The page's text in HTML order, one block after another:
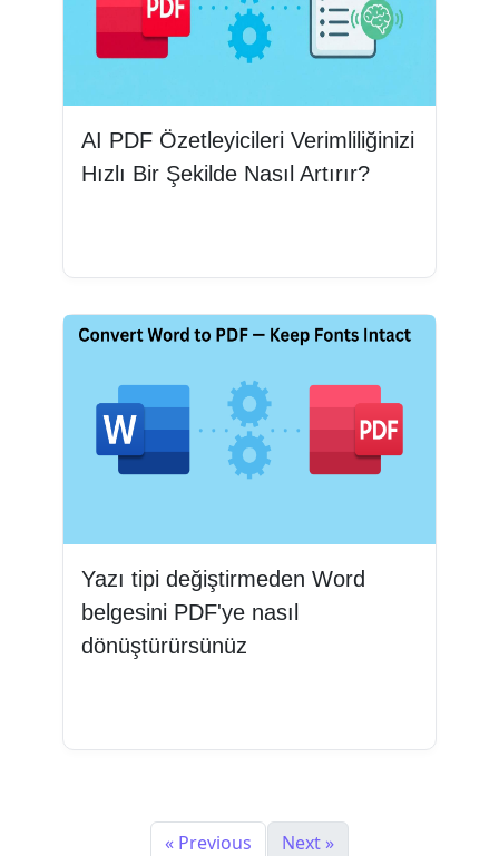
AI PDF Özetleyicileri Verimliliğinizi
Hızlı Bir Şekilde Nasıl Artırır?
Yazı tipi değiştirmeden Word
belgesini PDF'ye nasıl
dönüştürürsünüz
« Previous Next »